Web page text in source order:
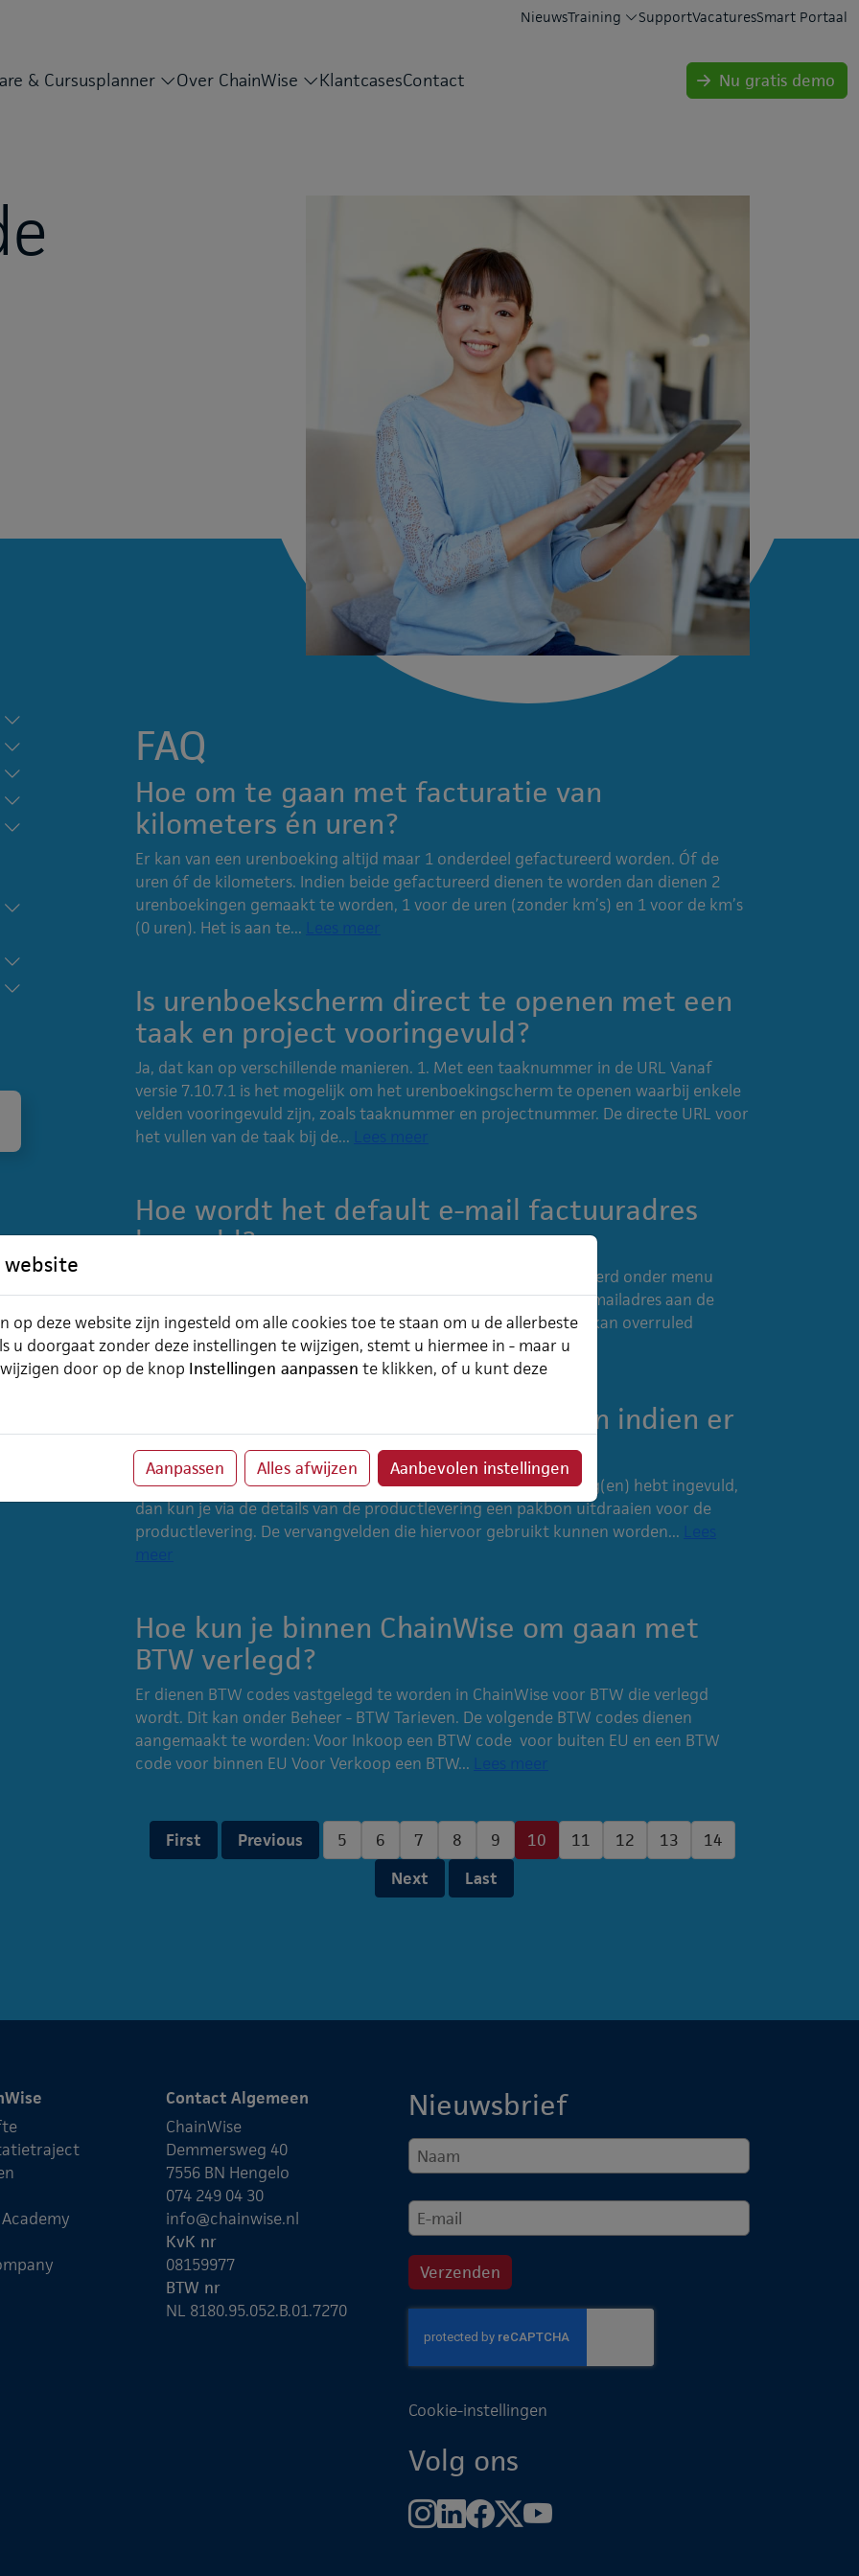
NieuwsTraining SupportVacaturesSmart Portaal
& Cursusplanner Over ChainWise KlantcasesContact Nu gratis demo
FAQ
Hoe om te gaan met facturatie van
kilometers én uren?
Er kan van een urenboeking altijd maar 1 onderdeel gefactureerd worden. Óf de
uren óf de kilometers. Indien beide gefactureerd dienen te worden dan dienen 2
urenboekingen gemaakt te worden, 1 voor de uren (zonder km’s) en 1 voor de km’s
(0 uren). Het is aan te... Lees meer
Is urenboekscherm direct te openen met een
taak en project vooringevuld?
Ja, dat kan op verschillende manieren. 1. Met een taaknummer in de URL Vanaf
versie 7.10.7.1 is het mogelijk om het urenboekingscherm te openen waarbij enkele
velden vooringevuld zijn, zoals taaknummer en projectnummer. De directe URL voor
het vullen van de taak bij de... Lees meer
Hoe wordt het default e-mail factuuradres
bepaald?
Het versturen van facturen via e-mail wordt normaliter uitgevoerd onder menu
Facturatie -> Bulkfacturatie. ChainWise bepaalt een default e-mailadres aan de
hand van onderstaand stappenplan. Het bepaalde e-mailadres kan overruled
worden door zelf een ander e-mailadres in te...Lees meer
Hoe een juiste pakbon te genereren indien er
een deellevering wordt geleverd?
Wanneer je bij de productlevering een of meerdere deellevering(en) hebt ingevuld,
dan kun je via de details van de productlevering een pakbon uitdraaien voor de
productlevering. De vervangvelden die hiervoor gebruikt kunnen worden... Lees
meer
Hoe kun je binnen ChainWise om gaan met
BTW verlegd?
Er dienen BTW codes vastgelegd te worden in ChainWise voor BTW die verlegd
wordt. Dit kan onder Beheer - BTW Tarieven. De volgende BTW codes dienen
aangemaakt te worden: Voor Inkoop een BTW code voor buiten EU en een BTW
code voor binnen EU Voor Verkoop een BTW... Lees meer
First Previous 5 6 7 8 9 10 11 12 13
14
Next
Last
Contact Algemeen
ChainWise
Demmersweg 40
7556 BN Hengelo
074 249 04 30
info@chainwise.nl
KvK nr
08159977
BTW nr
NL 8180.95.052.B.01.7270
Nieuwsbrief
Cookie-instellingen
website
op deze website zijn ingesteld om alle cookies toe te staan om u de allerbeste
u doorgaat zonder deze instellingen te wijzigen, stemt u hiermee in - maar u
door op de knop Instellingen aanpassen te klikken, of u kunt deze
Aanpassen Alles afwijzen Aanbevolen instellingen
Volg ons